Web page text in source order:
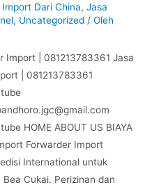
Import Dari China, Jasa
, Uncategorized/ Oleh
Import | 081213783361 Jasa
| 081213783361
HOME ABOUT US BIAYA
Forwarder Import
International untuk
Cukai. Perizinan dan